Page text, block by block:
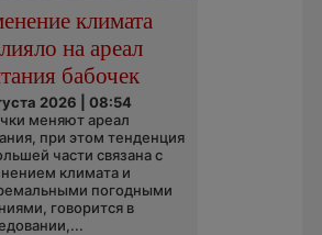
климата
на ареал
бабочек
2026 | 08:54
меняют ареал
при этом тенденция
части связана с
климата и
погодными
говорится в